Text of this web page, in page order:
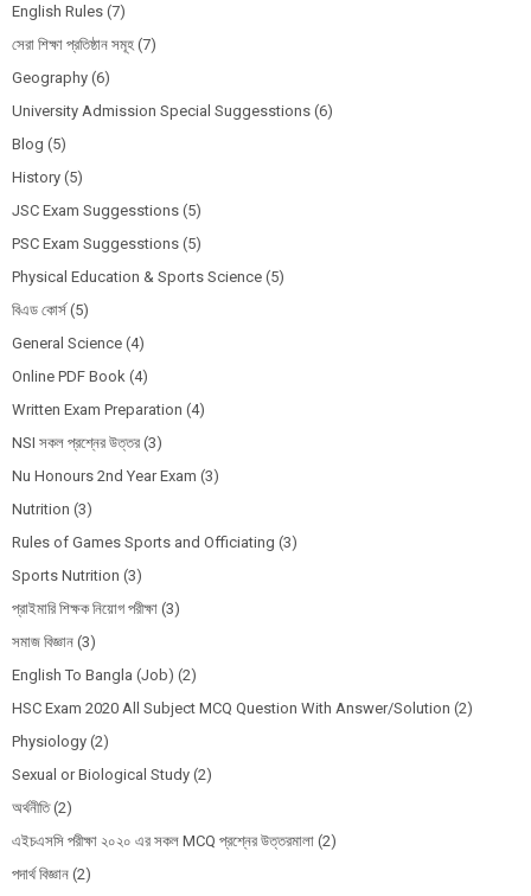
English Rules (7)
সেরা শিক্ষা প্রতিষ্ঠান সমূহ (7)
Geography (6)
University Admission Special Suggesstions (6)
Blog (5)
History (5)
JSC Exam Suggesstions (5)
PSC Exam Suggesstions (5)
Physical Education & Sports Science (5)
বিএড কোর্স (5)
General Science (4)
Online PDF Book (4)
Written Exam Preparation (4)
NSI সকল প্রশ্নের উত্তর (3)
Nu Honours 2nd Year Exam (3)
Nutrition (3)
Rules of Games Sports and Officiating (3)
Sports Nutrition (3)
প্রাইমারি শিক্ষক নিয়োগ পরীক্ষা (3)
সমাজ বিজ্ঞান (3)
English To Bangla (Job) (2)
HSC Exam 2020 All Subject MCQ Question With Answer/Solution (2)
Physiology (2)
Sexual or Biological Study (2)
অর্থনীতি (2)
এইচএসসি পরীক্ষা ২০২০ এর সকল MCQ প্রশ্নের উত্তরমালা (2)
পদার্থ বিজ্ঞান (2)